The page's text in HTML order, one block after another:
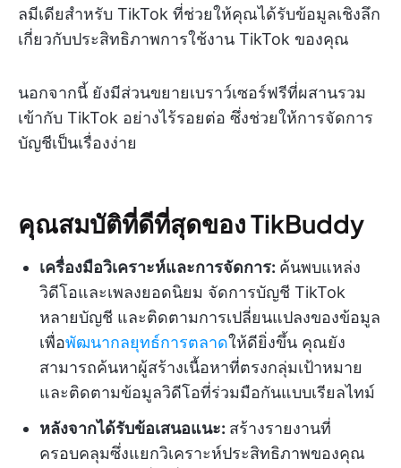
ลมีเดียสำหรับ TikTok ที่ช่วยให้คุณได้รับข้อมูลเชิงลึก
เกี่ยวกับประสิทธิภาพการใช้งาน TikTok ของคุณ
นอกจากนี้ ยังมีส่วนขยายเบราว์เซอร์ฟรีที่ผสานรวม
เข้ากับ TikTok อย่างไร้รอยต่อ ซึ่งช่วยให้การจัดการ
บัญชีเป็นเรื่องง่าย
คุณสมบัติที่ดีที่สุดของ TikBuddy
เครื่องมือวิเคราะห์และการจัดการ: ค้นพบแหล่ง
วิดีโอและเพลงยอดนิยม จัดการบัญชี TikTok
หลายบัญชี และติดตามการเปลี่ยนแปลงของข้อมูล
เพื่อพัฒนากลยุทธ์การตลาดให้ดียิ่งขึ้น คุณยัง
สามารถค้นหาผู้สร้างเนื้อหาที่ตรงกลุ่มเป้าหมาย
และติดตามข้อมูลวิดีโอที่ร่วมมือกันแบบเรียลไทม์
หลังจากได้รับข้อเสนอแนะ: สร้างรายงานที่
ครอบคลุมซึ่งแยกวิเคราะห์ประสิทธิภาพของคุณ